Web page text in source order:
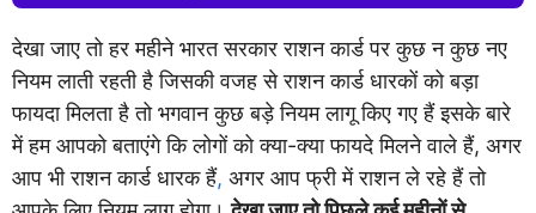
देखा जाए तो हर महीने भारत सरकार राशन कार्ड पर कुछ न कुछ नए
नियम लाती रहती है जिसकी वजह से राशन कार्ड धारकों को बड़ा
फायदा मिलता है तो भगवान कुछ बड़े नियम लागू किए गए हैं इसके बारे
में हम आपको बताएंगे कि लोगों को क्या-क्या फायदे मिलने वाले हैं, अगर
आप भी राशन कार्ड धारक हैं, अगर आप फ्री में राशन ले रहे हैं तो